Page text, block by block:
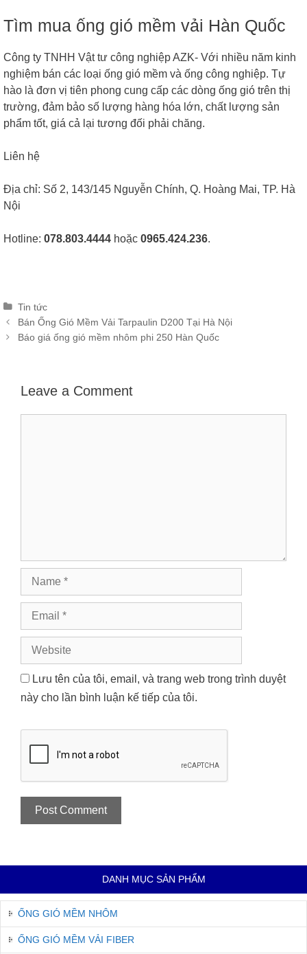
Tìm mua ống gió mềm vải Hàn Quốc
Công ty TNHH Vật tư công nghiệp AZK- Với nhiều năm kinh
nghiệm bán các loại ống gió mềm và ống công nghiệp. Tự
hào là đơn vị tiên phong cung cấp các dòng ống gió trên thị
trường, đảm bảo số lượng hàng hóa lớn, chất lượng sản
phẩm tốt, giá cả lại tương đối phải chăng.
Liên hệ
Địa chỉ: Số 2, 143/145 Nguyễn Chính, Q. Hoàng Mai, TP. Hà
Nội
Hotline: 078.803.4444 hoặc 0965.424.236.
Categories
Tin tức
Post
navigation
Bán Ống Gió Mềm Vải Tarpaulin D200 Tại Hà Nội
Báo giá ống gió mềm nhôm phi 250 Hàn Quốc
Leave a Comment
Name
Email
Website
Lưu tên của tôi, email, và trang web trong trình duyệt
này cho lần bình luận kế tiếp của tôi.
DANH MỤC SẢN PHẨM
ỐNG GIÓ MỀM NHÔM
ỐNG GIÓ MỀM VẢI FIBER